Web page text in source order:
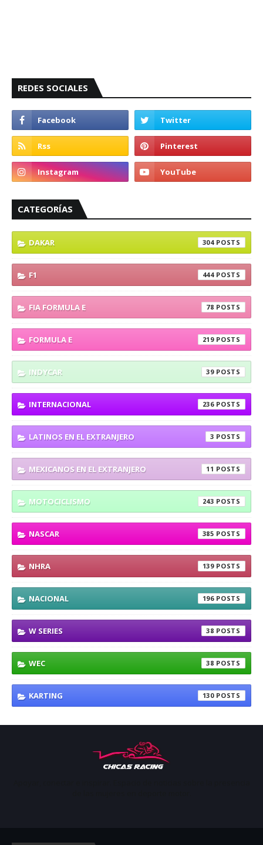
REDES SOCIALES
CATEGORÍAS
DAKAR 304
F1 444
FIA FORMULA E 78
FORMULA E 219
INDYCAR 39
INTERNACIONAL 236
LATINOS EN EL EXTRANJERO 3
MEXICANOS EN EL EXTRANJERO 11
MOTOCICLISMO 243
NASCAR 385
NHRA 139
NACIONAL 196
W SERIES 38
WEC 38
KARTING 130